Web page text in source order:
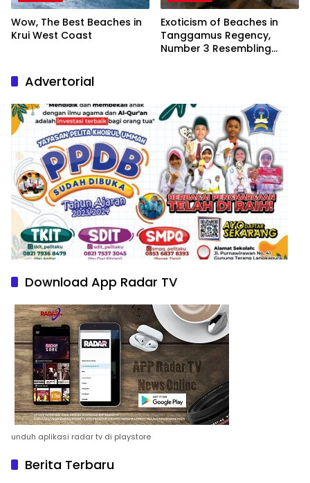
Wow, The Best Beaches in
Krui West Coast
Exoticism of Beaches in
Tanggamus Regency,
Number 3 Resembling
Advertorial
Download App Radar TV
unduh aplikasi radar tv di playstore
Berita Terbaru